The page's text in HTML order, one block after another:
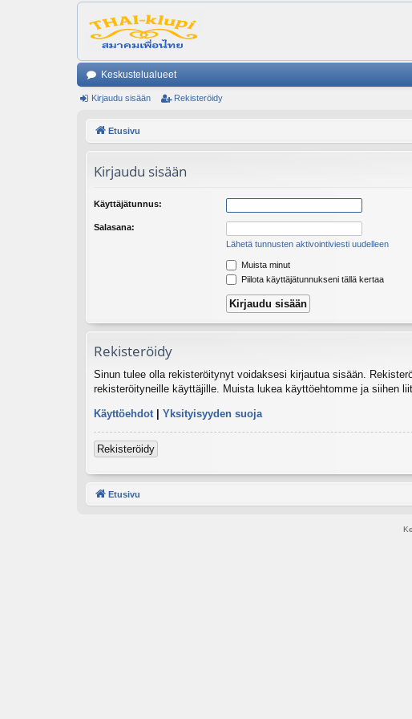
Keskustelualueet
Kirjaudu sisään Rekisteröidy
Etusivu
Kirjaudu sisään
Käyttäjätunnus:
Salasana:
Lähetä tunnusten aktivointiviesti uudelleen
Muista minut
Piilota käyttäjätunnukseni tällä kertaa
Rekisteröidy
Sinun tulee olla rekisteröitynyt voidaksesi kirjautua sisään.
rekisteröityneille käyttäjille. Muista lukea käyttöehtomme ja siihen
Käyttöehdot | Yksityisyyden suoja
Rekisteröidy
Etusivu